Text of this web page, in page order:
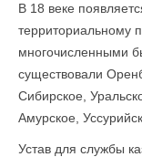
В 18 веке
территориальному
многочисленными
существовали
Сибирское,
Амурское,
Устав для службы